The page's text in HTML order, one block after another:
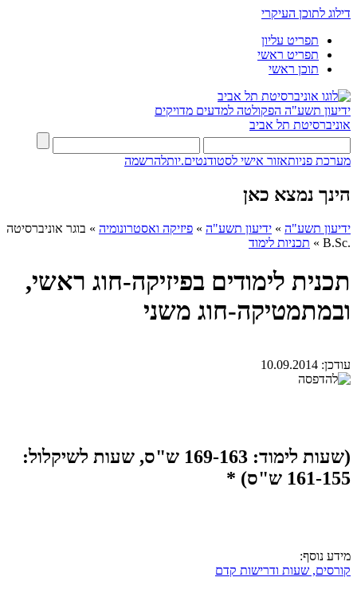
דילוג לתוכן העיקרי
תפריט עליון
תפריט ראשי
תוכן ראשי
ידיעון תשע"ה הפקולטה למדעים מדויקים
אוניברסיטת תל אביב
מערכת פניותאזור אישי לסטודנטים.יותלהרשמה
הינך נמצא כאן
ידיעון תשע"ה » ידיעון תשע"ה » פיזיקה ואסטרונומיה » בוגר אוניברסיטה
.B.Sc
» תכניות לימוד
תכנית לימודים בפיזיקה-חוג ראשי,
ובמתמטיקה-חוג משני
עודכן: 10.09.2014
(שעות לימוד: 169-163 ש"ס, שעות לשיקלול:
161-155 ש"ס) *
מידע נוסף:
קורסים, שעות ודרישות קדם